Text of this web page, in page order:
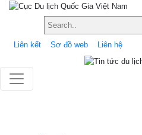
Liên kết Sơ đồ web Liên hệ